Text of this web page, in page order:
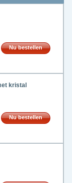
Nu bestellen
kristal
Nu bestellen